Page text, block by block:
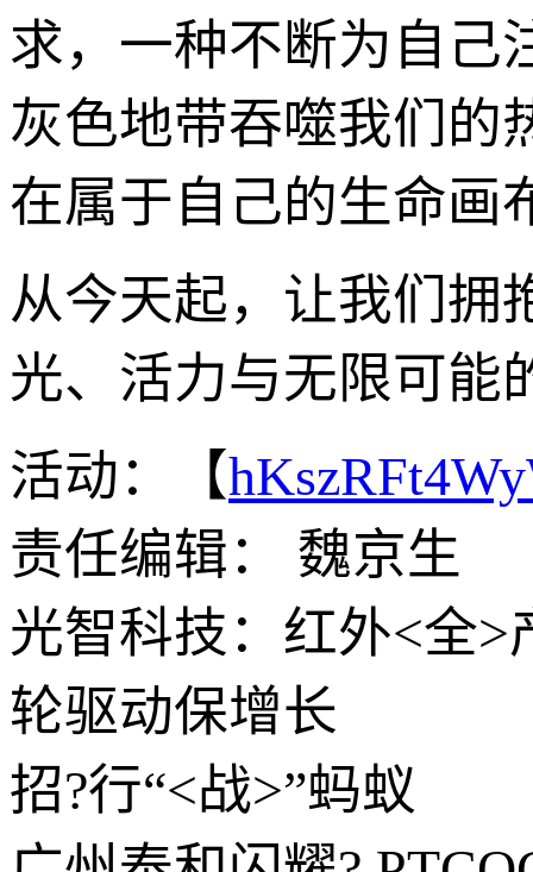
求，一种不断为自己
灰色地带吞噬我们的
在属于自己的生命画
从今天起，让我们拥
光、活力与无限可能
活动：【
责任编辑： 魏京生
光智科技：红外<全>
轮驱动保增长
招?行“<战>”蚂蚁